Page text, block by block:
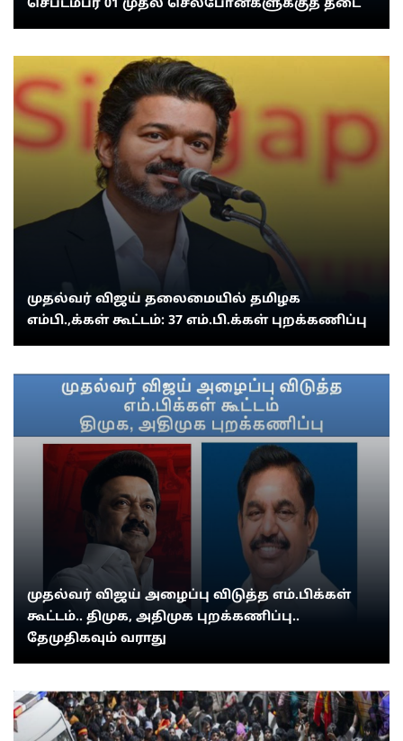
செப்டம்பர் 01 முதல் செல்போன்களுக்குத் தடை
முதல்வர் விஜய் தலைமையில் தமிழக
எம்பி.,க்கள் கூட்டம்: 37 எம்.பி.க்கள் புறக்கணிப்பு
முதல்வர் விஜய் அழைப்பு விடுத்த எம்.பிக்கள்
கூட்டம்.. திமுக, அதிமுக புறக்கணிப்பு..
தேமுதிகவும் வராது